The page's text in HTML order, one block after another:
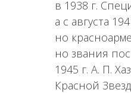
в 1938 г.
а с августа
но
но звания
1945 г. А. П.
Красной